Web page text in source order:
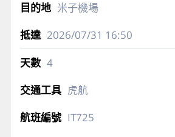
米子機場
2026/07/31 16:50
4
虎航
IT725